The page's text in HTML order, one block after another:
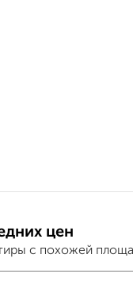
цен
с похожей